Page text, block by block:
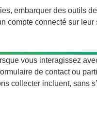
embarquer des outils
compte connecté sur leur
vous interagissez
de contact ou
collecter incluent, sans